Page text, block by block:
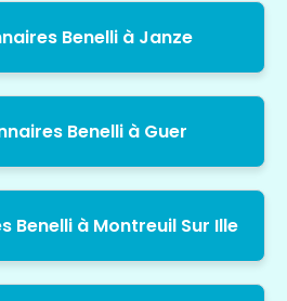
Benelli à Janze
Benelli à Guer
Benelli à Montreuil Sur Ille